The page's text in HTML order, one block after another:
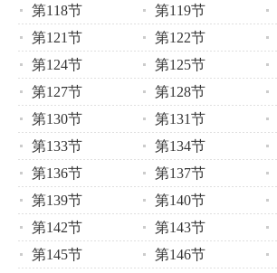
第118节
第119节
第121节
第122节
第124节
第125节
第127节
第128节
第130节
第131节
第133节
第134节
第136节
第137节
第139节
第140节
第142节
第143节
第145节
第146节